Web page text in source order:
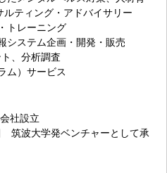
ティング・アドバイサリー
トレーニング
システム企画・開発・販売
、分析調査
ム）サービス
社設立
筑波大学発ベンチャーとして承